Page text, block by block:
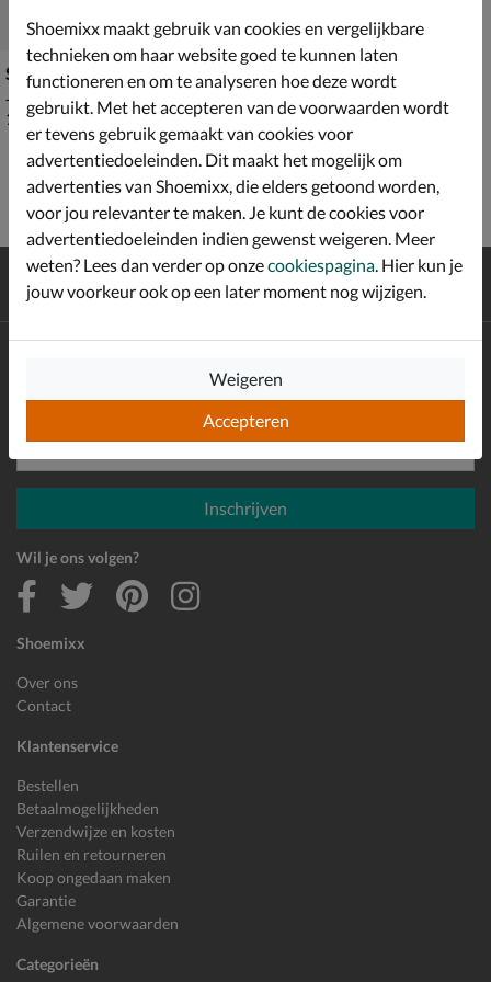
Skechers GoWalk Allure
Jas - beige
€ 139,99
139,99
Gratisverzending en retour*
Achterafbetalen
Shoemixx
Over ons
Contact
Klantenservice
Bestellen
Betaalmogelijkheden
Verzendwijze en kosten
Ruilen en retourneren
Koop ongedaan maken
Garantie
Algemene voorwaarden
Categorieën
Schrijf je in voor de Shoemixx nieuwsbrief en ontvang €10,-
welkomstkorting!
E-mailadres
Inschrijven
Wil je ons volgen?
Shoemixx maakt gebruik van cookies en vergelijkbare
technieken om haar website goed te kunnen laten
functioneren en om te analyseren hoe deze wordt
gebruikt. Met het accepteren van de voorwaarden wordt
er tevens gebruik gemaakt van cookies voor
advertentiedoeleinden. Dit maakt het mogelijk om
advertenties van Shoemixx, die elders getoond worden,
voor jou relevanter te maken. Je kunt de cookies voor
advertentiedoeleinden indien gewenst weigeren. Meer
weten? Lees dan verder op onzecookiespagina . Hier kun je
jouw voorkeur ook op een later moment nog wijzigen.
Accepteren
Weigeren